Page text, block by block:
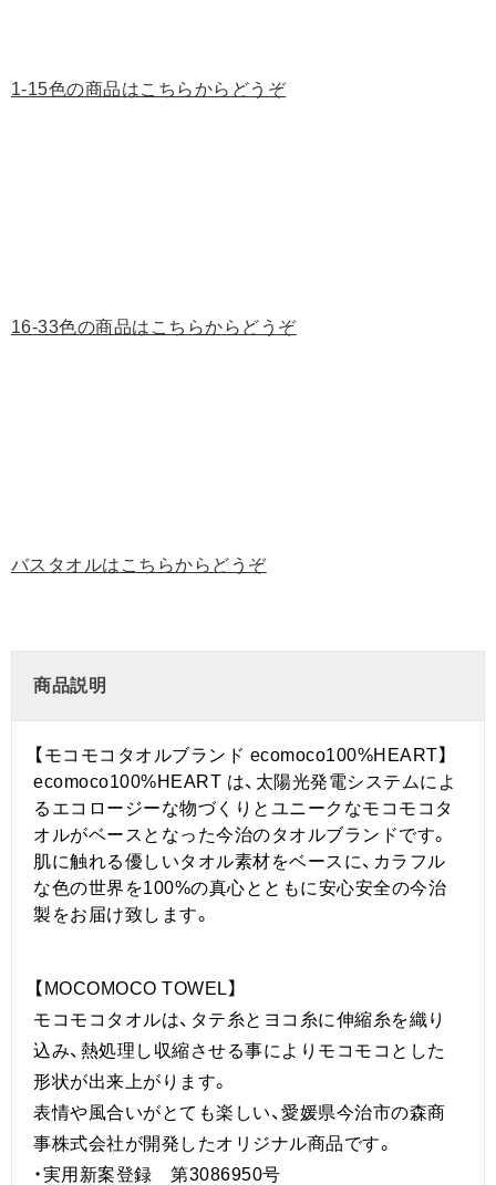
1-15色の商品はこちらからどうぞ
16-33色の商品はこちらからどうぞ
バスタオルはこちらからどうぞ
商品説明
【モコモコタオルブランド ecomoco100%HEART】
ecomoco100%HEART は、太陽光発電システムによ
るエコロージーな物づくりとユニークなモコモコタ
オルがベースとなった今治のタオルブランドです。
肌に触れる優しいタオル素材をベースに、カラフル
な色の世界を100%の真心とともに安心安全の今治
製をお届け致します。
【MOCOMOCO TOWEL】
モコモコタオルは、タテ糸とヨコ糸に伸縮糸を織り
込み、熱処理し収縮させる事によりモコモコとした
形状が出来上がります。
表情や風合いがとても楽しい、愛媛県今治市の森商
事株式会社が開発したオリジナル商品です。
・実用新案登録 第3086950号